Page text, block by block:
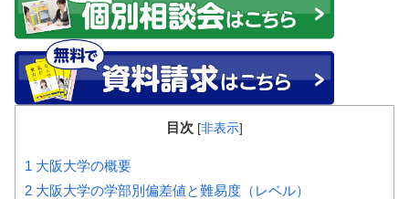
目次 [非表示]
1 大阪大学の概要
2 大阪大学の学部別偏差値と難易度（レベル）